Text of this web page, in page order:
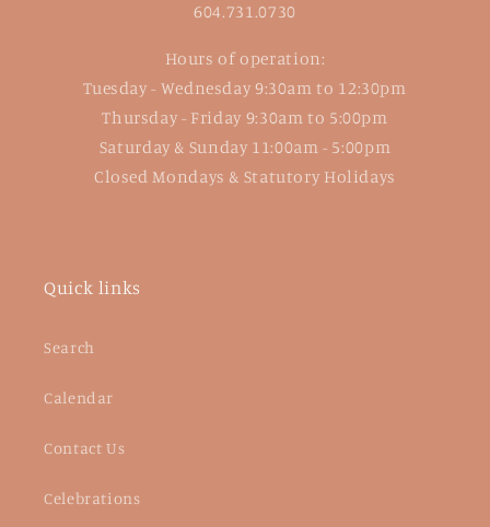
604.731.0730
Hours of operation:
Tuesday - Wednesday 9:30am to 12:30pm
Thursday - Friday 9:30am to 5:00pm
Saturday & Sunday 11:00am - 5:00pm
Closed Mondays & Statutory Holidays
Quick links
Search
Calendar
Contact Us
Celebrations